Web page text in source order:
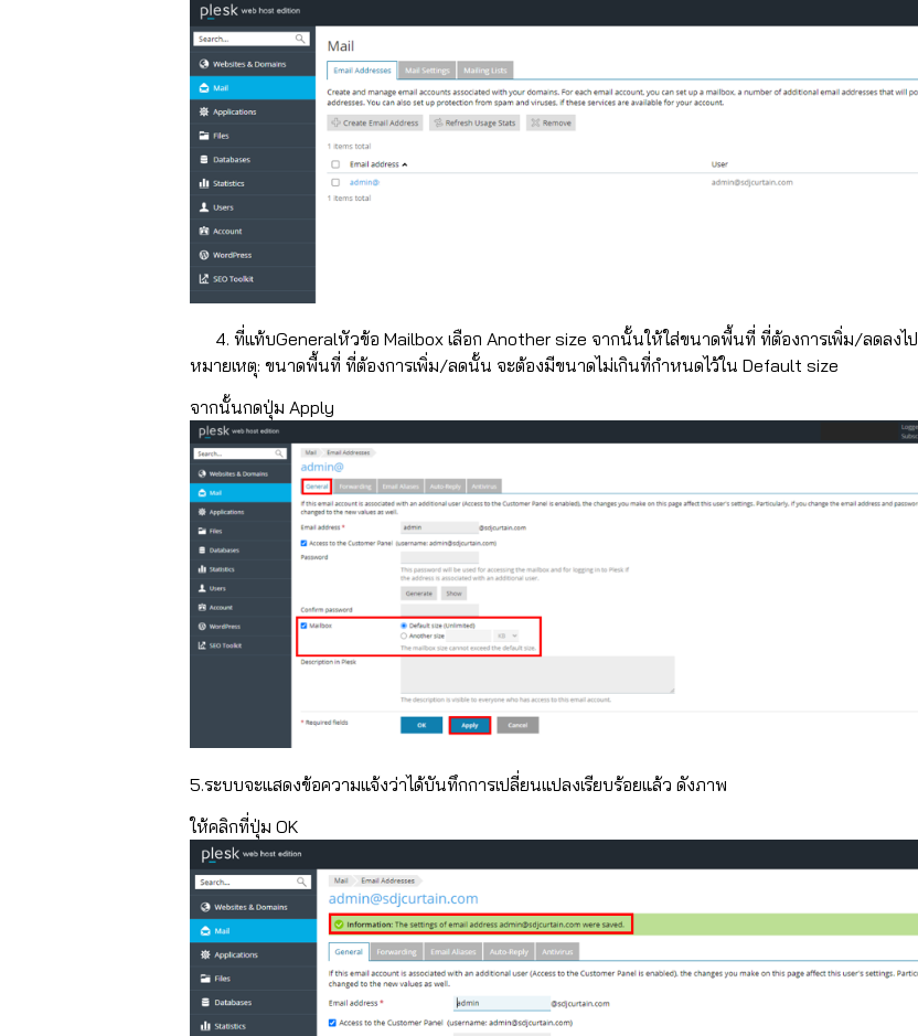
ที่แท้บGeneralหัวข้อ Mailbox เลือก Another size จากนั้นให้ใส่ขนาดพื้นที่ ที่ต้องการเพิ่ม/ลดลงไป
หมายเหตุ: ขนาดพื้นที่ ที่ต้องการเพิ่ม/ลดนั้น จะต้องมีขนาดไม่เกินที่กำหนดไว้ใน Default size
จากนั้นกดปุ่ม Apply
5.ระบบจะแสดงข้อความแจ้งว่าได้บันทึกการเปลี่ยนแปลงเรียบร้อยแล้ว ดังภาพ
ให้คลิกที่ปุ่ม OK